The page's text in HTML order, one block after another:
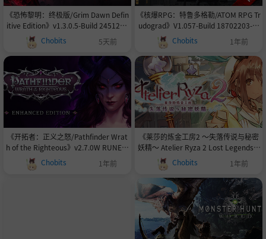
《恐怖黎明：终极版/Grim Dawn Defin
itive Edition》v1.3.0.5-Build 2451283
8官中免安装-简中|支持键鼠.手柄|赠音
乐原声|多项修改器|终极难度初始存档|
高清世界地图|局域网联机教程|攻略|优
化字体乱码补丁|容量15.7GB
Chobits 5天前
《核爆RPG：特鲁多格勒/ATOM RPG Tr
udograd》V1.057-Build 18702203-官
中简体|容量14GB
Chobits 1年前
《开拓者：正义之怒/Pathfinder Wrat
h of the Righteous》v2.7.0W RUNE镜
像|-官中简体|支持键鼠.手柄|赠多项修改
器|赠-P2P整合The Lord of Nothing|-官
Chobits 1年前
《莱莎的炼金工房2 ～失落传说与秘密
妖精～ Atelier Ryza 2 Lost Legends a
nd the Secret Fairy》v1.08-细微调整
和错误修复。|-官中简体|支持键鼠.手柄|
赠多项修改器|赠通关存档|赠原声配乐|
容量26.7GB
Chobits 1年前